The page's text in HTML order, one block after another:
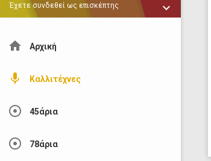
Έχετε συνδεθεί ως επισκέπτης keyboard_arrow_down
home Αρχική
mic Καλλιτέχνες
adjust 45άρια
adjust 78άρια